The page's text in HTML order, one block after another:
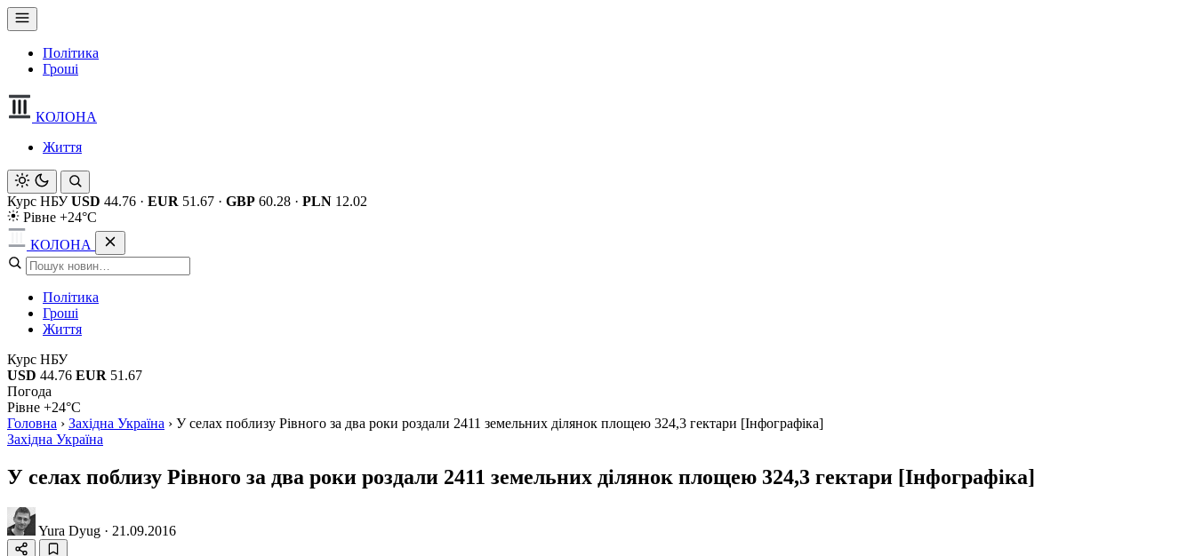
Політика
Гроші
КОЛОНА
Життя
Курс НБУ USD 44.76 · EUR 51.67 · GBP 60.28 · PLN 12.02
Рівне +24°C
КОЛОНА
Політика
Гроші
Життя
Курс НБУ
USD 44.76 EUR 51.67
Погода
Рівне +24°C
Головна › Західна Україна › У селах поблизу Рівного за два роки роздали 2411 земельних ділянок площею 324,3 гектари [Інфографіка]
Західна Україна
У селах поблизу Рівного за два роки роздали 2411 земельних ділянок площею 324,3 гектари [Інфографіка]
Yura Dyug · 21.09.2016